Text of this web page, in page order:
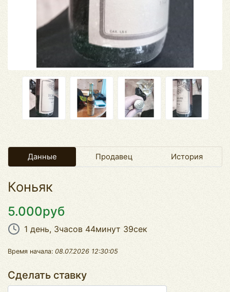
Данные Продавец История
Коньяк
5.000руб
1 день, 3часов 44минут 39сек
Время начала: 08.07.2026 12:30:05
Сделать ставку